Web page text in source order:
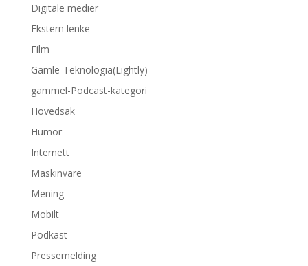
Digitale medier
Ekstern lenke
Film
Gamle-Teknologia(Lightly)
gammel-Podcast-kategori
Hovedsak
Humor
Internett
Maskinvare
Mening
Mobilt
Podkast
Pressemelding